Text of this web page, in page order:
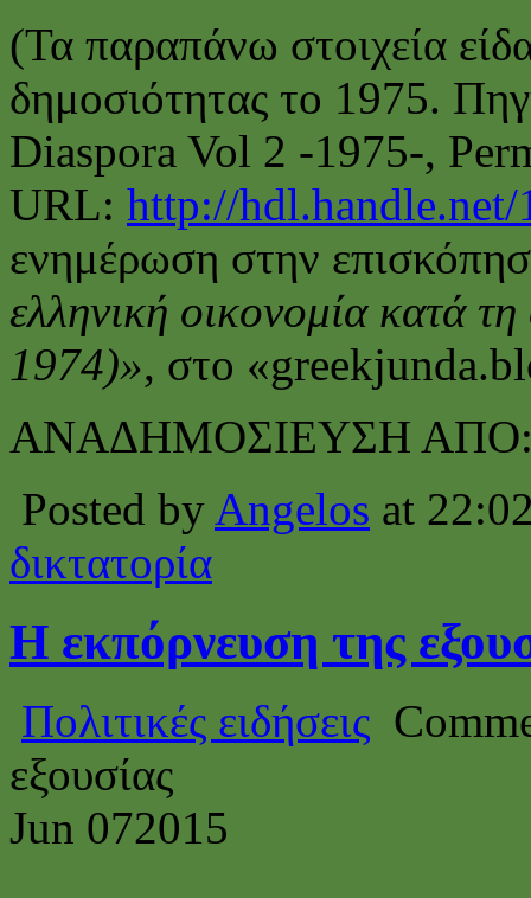
(Τα παραπάνω στοιχεία
δημοσιότητας το 1975.
Diaspora Vol 2 -1975-,
URL: http://
ενημέρωση στην
ελληνική οικονομία κατά
1974)», στο
ΑΝΑΔΗΜΟΣΙΕΥΣΗ
Posted by Angelos at
δικτατορία
Η εκπόρνευση της
Πολιτικές ειδήσεις
εξουσίας
Jun 072015